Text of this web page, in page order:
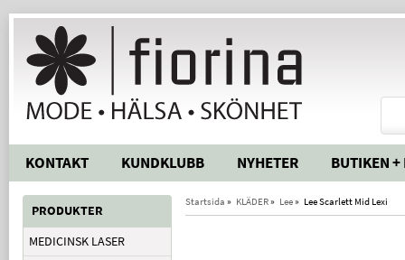
KONTAKT KUNDKLUBB NYHETER BUTIKEN +
PRODUKTER
MEDICINSK LASER
Startsida » KLÄDER» Lee» Lee Scarlett Mid Lexi